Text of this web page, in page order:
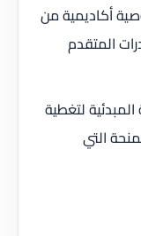
أكاديمية من
المتقدم
المبدئية لتغطية
التي